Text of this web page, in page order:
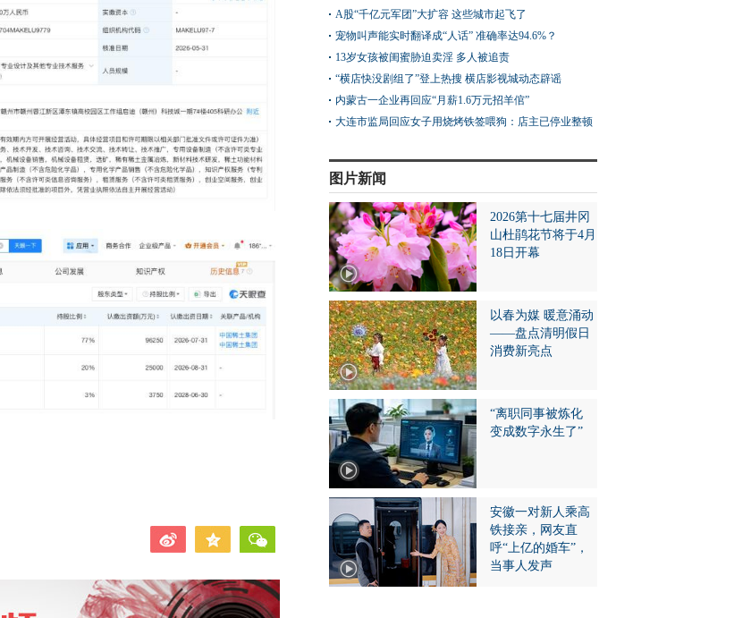
A股“千亿元军团”大扩容 这些城市起飞了
宠物叫声能实时翻译成“人话” 准确率达94.6%？
13岁女孩被闺蜜胁迫卖淫 多人被追责
“横店快没剧组了”登上热搜 横店影视城动态辟谣
内蒙古一企业再回应“月薪1.6万元招羊倌”
大连市监局回应女子用烧烤铁签喂狗：店主已停业整顿
图片新闻
2026第十七届井冈
山杜鹃花节将于4月
18日开幕
以春为媒 暖意涌动
——盘点清明假日
消费新亮点
“离职同事被炼化
变成数字永生了”
安徽一对新人乘高
铁接亲，网友直
呼“上亿的婚车”，
当事人发声